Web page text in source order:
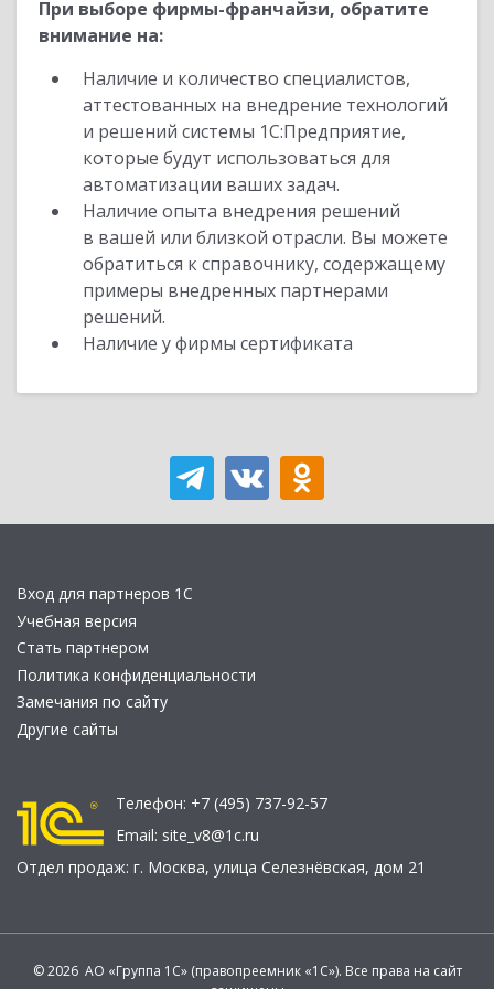
При выборе фирмы-франчайзи, обратите
внимание на:
Наличие и количество специалистов,
аттестованных на внедрение технологий
и решений системы 1С:Предприятие,
которые будут использоваться для
автоматизации ваших задач.
Наличие опыта внедрения решений
в вашей или близкой отрасли. Вы можете
обратиться к справочнику, содержащему
примеры внедренных партнерами
решений.
Наличие у фирмы сертификата
Вход для партнеров 1С
Учебная версия
Стать партнером
Политика конфиденциальности
Замечания по сайту
Другие сайты
Телефон: +7 (495) 737-92-57
Email: site_v8@1c.ru
Отдел продаж: г. Москва, улица Селезнёвская, дом 21
© 2026 АО «Группа 1С» (правопреемник «1С»). Все права на сайт